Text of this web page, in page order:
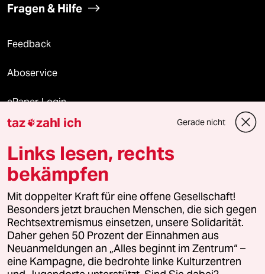
Fragen & Hilfe
Feedback
Aboservice
ePaper Login
Downloads für Abonnierende
© 2026 taz Verlags und Vertriebs GmbH
Alle Rechte vorbehalten. Bei rechtlichen Fragen oder für Genehmigungen
wenden Sie sich bitte an
lizenzen@taz.de
Feedback Redaktionsstatut Kommune-Richtlinien
Leitlinie Informant Datenschutz Impressum AGB
taz zahl ich Gerade nicht
Links lesen, rechts
bekämpfen
Mit doppelter Kraft für eine offene Gesellschaft!
Besonders jetzt brauchen Menschen, die sich gegen
Rechtsextremismus einsetzen, unsere Solidarität.
Daher gehen 50 Prozent der Einnahmen aus
Neuanmeldungen an „Alles beginnt im Zentrum“ –
eine Kampagne, die bedrohte linke Kulturzentren